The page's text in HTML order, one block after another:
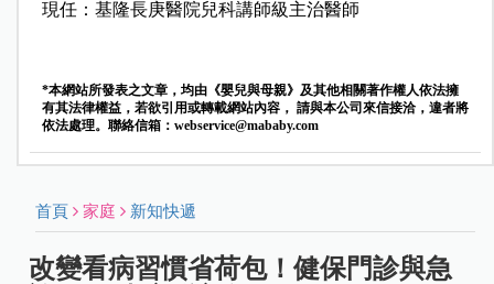
現任： 基隆長庚醫院兒科講師級主治醫師
*本網站所發表之文章，均由《嬰兒與母親》及其他相關著作權人依法擁
有其法律權益，若欲引用或轉載網站內容， 請與本公司來信接洽，違者將
依法處理。聯絡信箱： webservice@mababy.com
首頁 家庭 新知快遞
改變看病習慣省荷包！健保門診與急